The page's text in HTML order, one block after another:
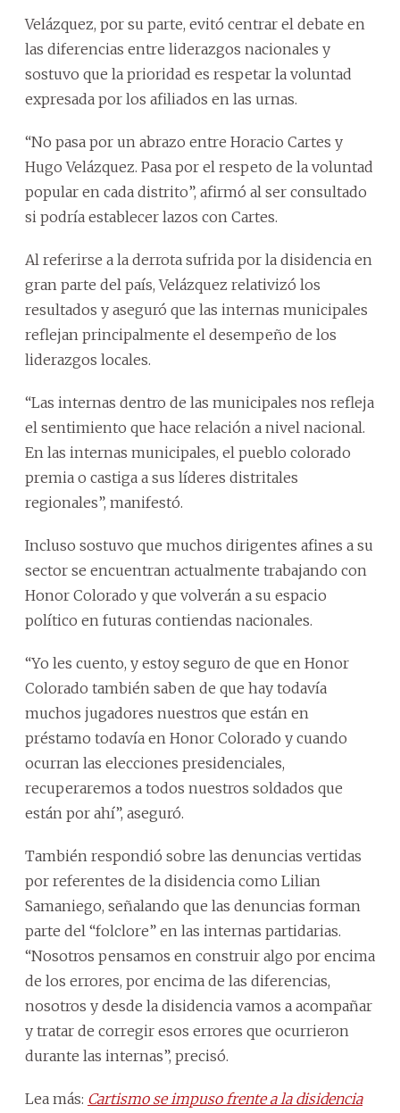
Velázquez, por su parte, evitó centrar el debate en
las diferencias entre liderazgos nacionales y
sostuvo que la prioridad es respetar la voluntad
expresada por los afiliados en las urnas.
“No pasa por un abrazo entre Horacio Cartes y
Hugo Velázquez. Pasa por el respeto de la voluntad
popular en cada distrito”, afirmó al ser consultado
si podría establecer lazos con Cartes.
Al referirse a la derrota sufrida por la disidencia en
gran parte del país, Velázquez relativizó los
resultados y aseguró que las internas municipales
reflejan principalmente el desempeño de los
liderazgos locales.
“Las internas dentro de las municipales nos refleja
el sentimiento que hace relación a nivel nacional.
En las internas municipales, el pueblo colorado
premia o castiga a sus líderes distritales
regionales”, manifestó.
Incluso sostuvo que muchos dirigentes afines a su
sector se encuentran actualmente trabajando con
Honor Colorado y que volverán a su espacio
político en futuras contiendas nacionales.
“Yo les cuento, y estoy seguro de que en Honor
Colorado también saben de que hay todavía
muchos jugadores nuestros que están en
préstamo todavía en Honor Colorado y cuando
ocurran las elecciones presidenciales,
recuperaremos a todos nuestros soldados que
están por ahí”, aseguró.
También respondió sobre las denuncias vertidas
por referentes de la disidencia como Lilian
Samaniego, señalando que las denuncias forman
parte del “folclore” en las internas partidarias.
“Nosotros pensamos en construir algo por encima
de los errores, por encima de las diferencias,
nosotros y desde la disidencia vamos a acompañar
y tratar de corregir esos errores que ocurrieron
durante las internas”, precisó.
Lea más: Cartismo se impuso frente a la disidencia